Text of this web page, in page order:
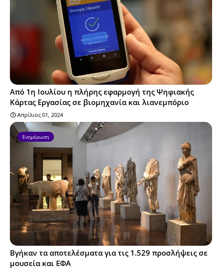
Από 1η Ιουλίου η πλήρης εφαρμογή της Ψηφιακής
Κάρτας Εργασίας σε βιομηχανία και λιανεμπόριο
Απρίλιος 01, 2024
Ενημέρωση
Βγήκαν τα αποτελέσματα για τις 1.529 προσλήψεις σε
μουσεία και ΕΦΑ